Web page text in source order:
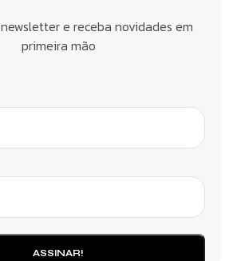
e receba novidades em
primeira mão